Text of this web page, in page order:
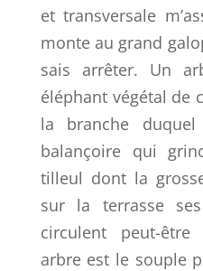
et transversale
monte au grand
sais arrêter. Un
éléphant végétal de
la branche
balançoire qui
tilleul dont la
sur la terrasse
circulent peut-
arbre est le souple